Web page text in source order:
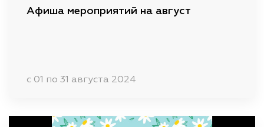
Афиша мероприятий на август
c 01 по 31 августа 2024